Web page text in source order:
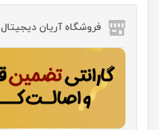
فروشگاه آریان دیجیتال